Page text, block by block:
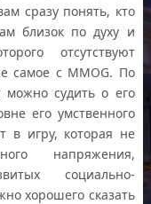
сразу понять, кто
близок по духу и
отсутствуют
самое с ММОG. По
судить о его
его умственного
в игру, которая не
напряжения,
социально-
хорошего сказать